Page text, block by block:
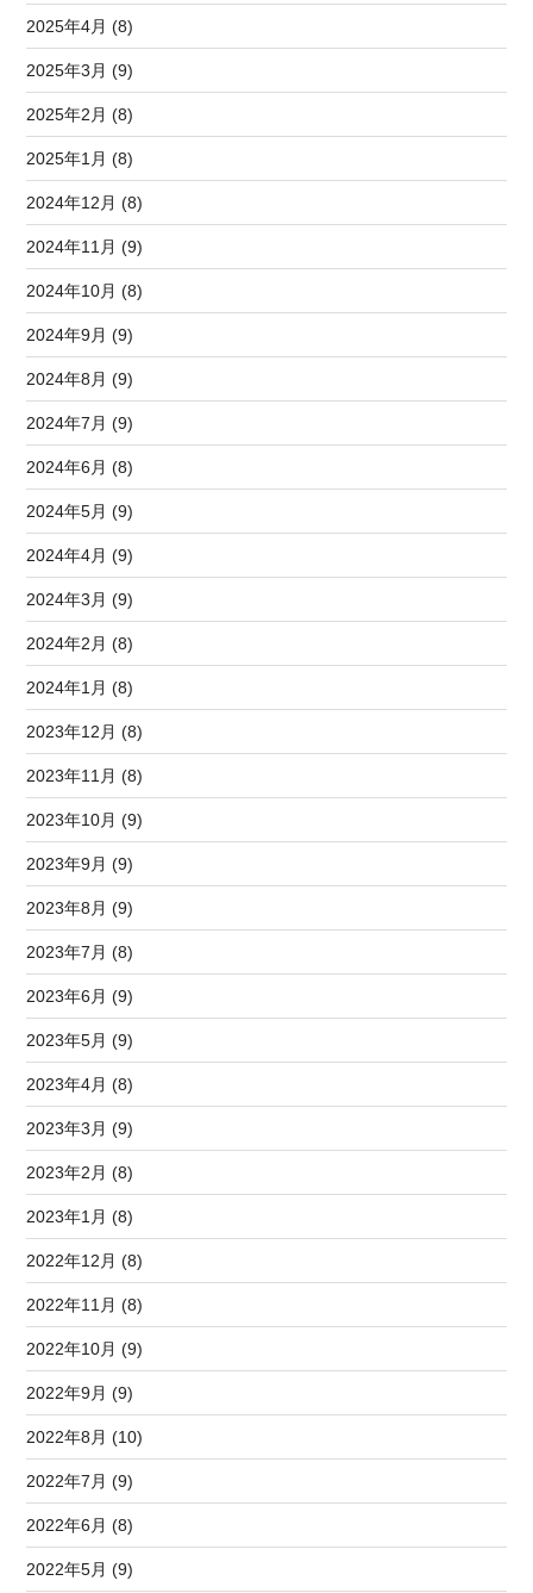
2025年4月 (8)
2025年3月 (9)
2025年2月 (8)
2025年1月 (8)
2024年12月 (8)
2024年11月 (9)
2024年10月 (8)
2024年9月 (9)
2024年8月 (9)
2024年7月 (9)
2024年6月 (8)
2024年5月 (9)
2024年4月 (9)
2024年3月 (9)
2024年2月 (8)
2024年1月 (8)
2023年12月 (8)
2023年11月 (8)
2023年10月 (9)
2023年9月 (9)
2023年8月 (9)
2023年7月 (8)
2023年6月 (9)
2023年5月 (9)
2023年4月 (8)
2023年3月 (9)
2023年2月 (8)
2023年1月 (8)
2022年12月 (8)
2022年11月 (8)
2022年10月 (9)
2022年9月 (9)
2022年8月 (10)
2022年7月 (9)
2022年6月 (8)
2022年5月 (9)